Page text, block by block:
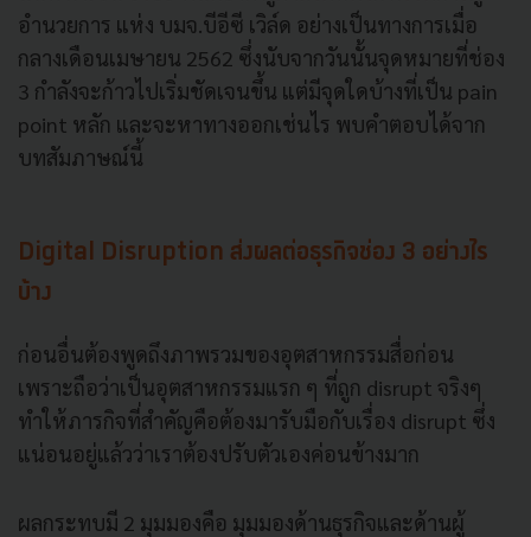
อำนวยการ แห่ง บมจ.บีอีซี เวิล์ด อย่างเป็นทางการเมื่อ
กลางเดือนเมษายน 2562 ซึ่งนับจากวันนั้นจุดหมายที่ช่อง
3 กำลังจะก้าวไปเริ่มชัดเจนขึ้น แต่มีจุดใดบ้างที่เป็น pain
point หลัก และจะหาทางออกเช่นไร พบคำตอบได้จาก
บทสัมภาษณ์นี้
Digital Disruption ส่งผลต่อธุรกิจช่อง 3 อย่างไร
บ้าง
ก่อนอื่นต้องพูดถึงภาพรวมของอุตสาหกรรมสื่อก่อน
เพราะถือว่าเป็นอุตสาหกรรมแรก ๆ ที่ถูก disrupt จริงๆ
ทำให้ภารกิจที่สำคัญคือต้องมารับมือกับเรื่อง disrupt ซึ่ง
แน่อนอยู่แล้วว่าเราต้องปรับตัวเองค่อนข้างมาก
ผลกระทบมี 2 มุมมองคือ มุมมองด้านธุรกิจและด้านผู้